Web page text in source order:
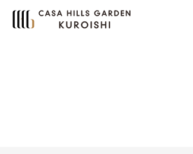
メインナビゲーション